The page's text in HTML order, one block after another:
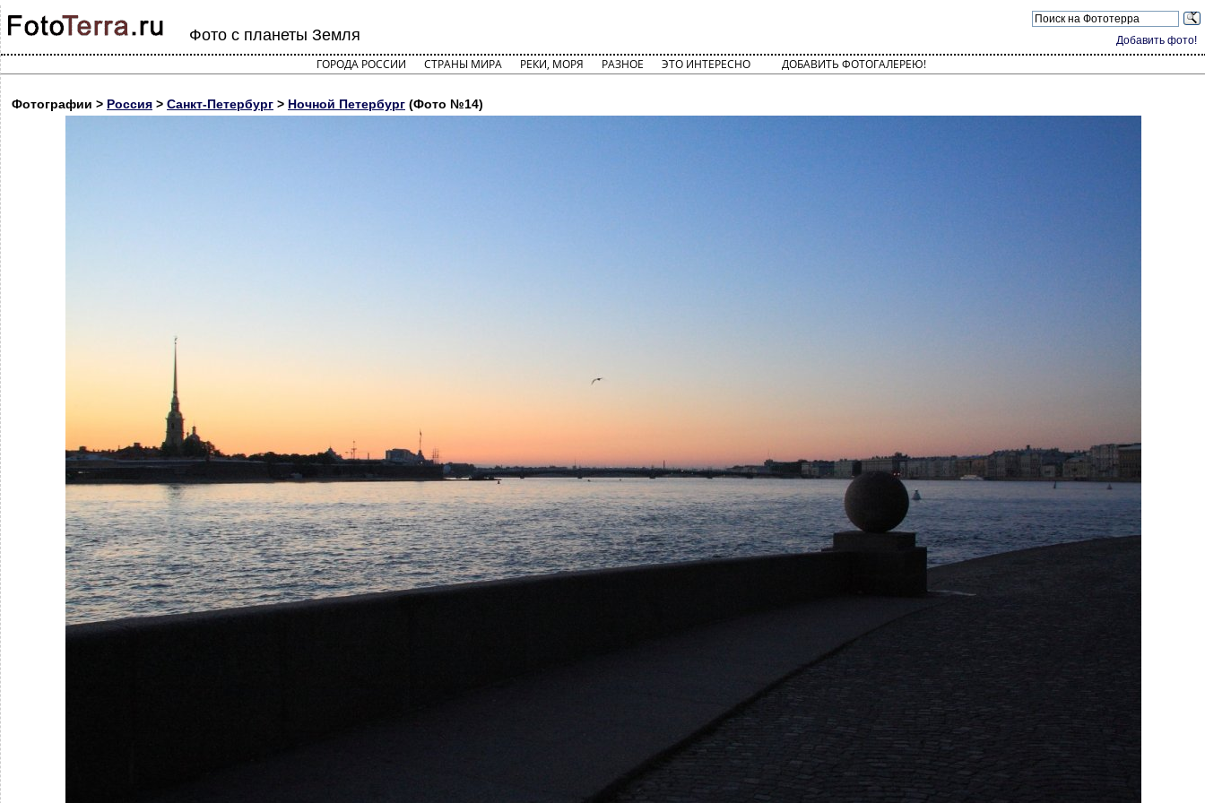
Добавить фото!
Фото с планеты Земля
ГОРОДА РОССИИ СТРАНЫ МИРА РЕКИ, МОРЯ РАЗНОЕ ЭТО ИНТЕРЕСНО ДОБАВИТЬ ФОТОГАЛЕРЕЮ!
Фотографии > Россия > Санкт-Петербург > Ночной Петербург (Фото №14)